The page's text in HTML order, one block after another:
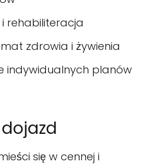
rehabiliteracja
zdrowia i żywienia
indywidualnych planów
się w cennej i